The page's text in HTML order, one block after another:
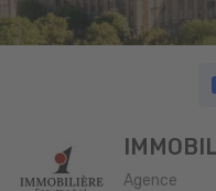
Agence